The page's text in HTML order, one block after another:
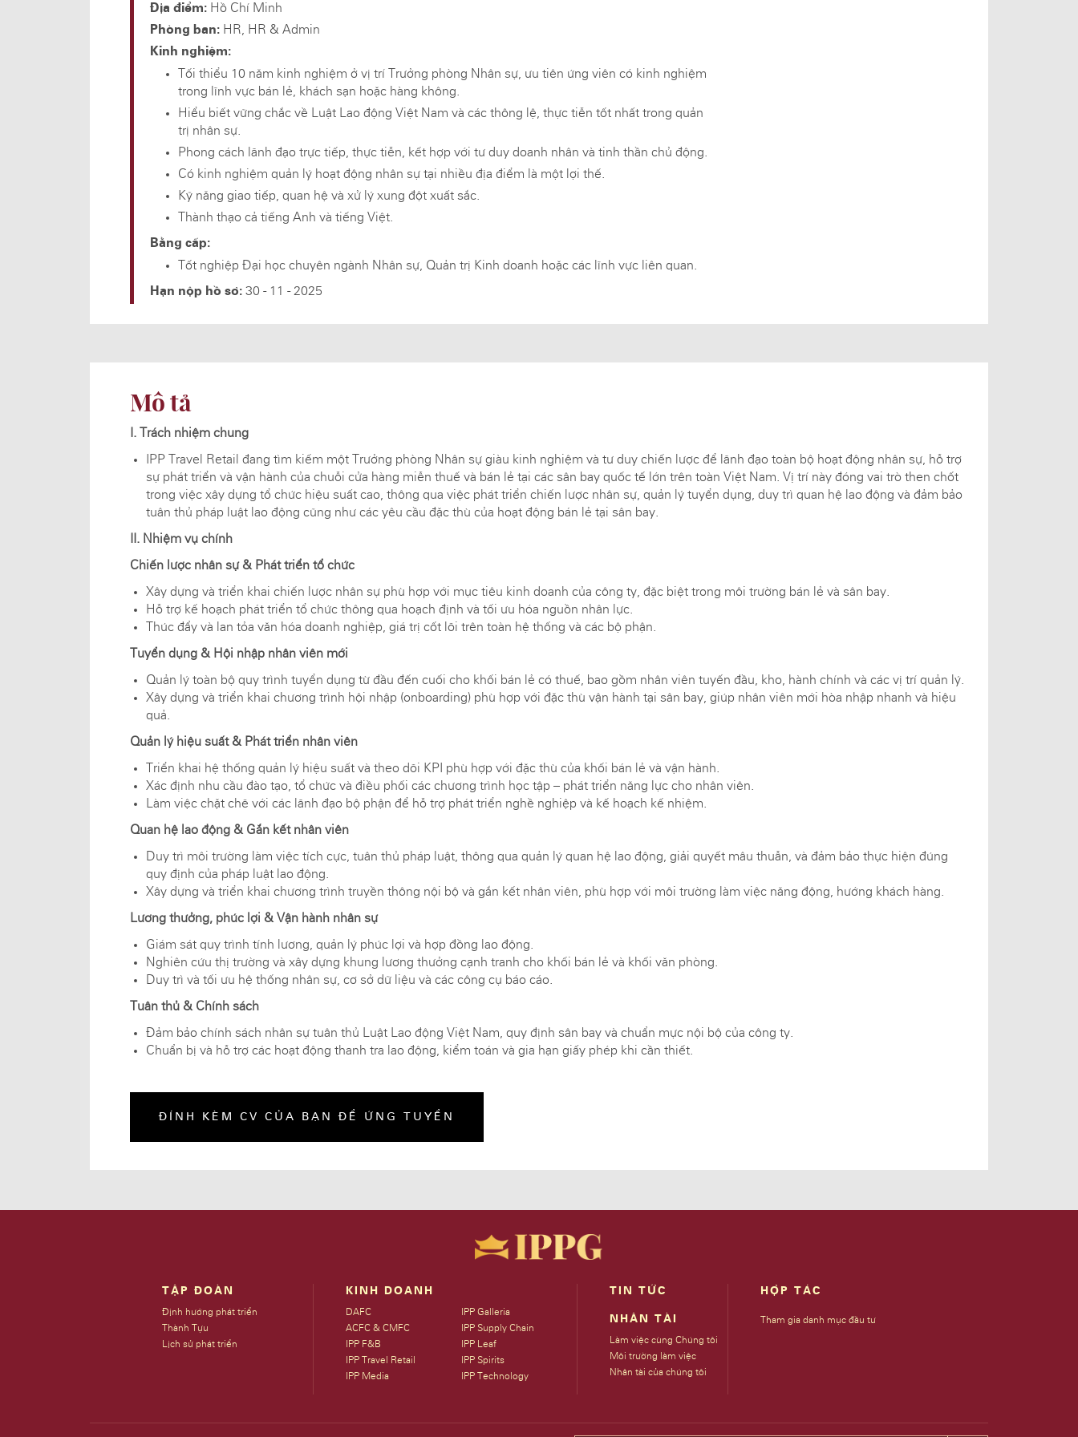
Địa điểm: Hồ Chí Minh
Phòng ban: HR, HR & Admin
Kinh nghiệm:
Tối thiểu 10 năm kinh nghiệm ở vị trí Trưởng phòng Nhân sự, ưu tiên ứng viên có kinh nghiệm
trong lĩnh vực bán lẻ, khách sạn hoặc hàng không.
Hiểu biết vững chắc về Luật Lao động Việt Nam và các thông lệ, thực tiễn tốt nhất trong quản
trị nhân sự.
Phong cách lãnh đạo trực tiếp, thực tiễn, kết hợp với tư duy doanh nhân và tinh thần chủ động.
Có kinh nghiệm quản lý hoạt động nhân sự tại nhiều địa điểm là một lợi thế.
Kỹ năng giao tiếp, quan hệ và xử lý xung đột xuất sắc.
Thành thạo cả tiếng Anh và tiếng Việt.
Bằng cấp:
Tốt nghiệp Đại học chuyên ngành Nhân sự, Quản trị Kinh doanh hoặc các lĩnh vực liên quan.
Hạn nộp hồ sơ: 30 - 11 - 2025
Mô tả
I. Trách nhiệm chung
IPP Travel Retail đang tìm kiếm một Trưởng phòng Nhân sự giàu kinh nghiệm và tư duy chiến lược để lãnh đạo toàn bộ hoạt động nhân sự, hỗ trợ
sự phát triển và vận hành của chuỗi cửa hàng miễn thuế và bán lẻ tại các sân bay quốc tế lớn trên toàn Việt Nam. Vị trí này đóng vai trò then chốt
trong việc xây dựng tổ chức hiệu suất cao, thông qua việc phát triển chiến lược nhân sự, quản lý tuyển dụng, duy trì quan hệ lao động và đảm bảo
tuân thủ pháp luật lao động cũng như các yêu cầu đặc thù của hoạt động bán lẻ tại sân bay.
II. Nhiệm vụ chính
Chiến lược nhân sự & Phát triển tổ chức
Xây dựng và triển khai chiến lược nhân sự phù hợp với mục tiêu kinh doanh của công ty, đặc biệt trong môi trường bán lẻ và sân bay.
Hỗ trợ kế hoạch phát triển tổ chức thông qua hoạch định và tối ưu hóa nguồn nhân lực.
Thúc đẩy và lan tỏa văn hóa doanh nghiệp, giá trị cốt lõi trên toàn hệ thống và các bộ phận.
Tuyển dụng & Hội nhập nhân viên mới
Quản lý toàn bộ quy trình tuyển dụng từ đầu đến cuối cho khối bán lẻ có thuế, bao gồm nhân viên tuyến đầu, kho, hành chính và các vị trí quản lý.
Xây dựng và triển khai chương trình hội nhập (onboarding) phù hợp với đặc thù vận hành tại sân bay, giúp nhân viên mới hòa nhập nhanh và hiệu
quả.
Quản lý hiệu suất & Phát triển nhân viên
Triển khai hệ thống quản lý hiệu suất và theo dõi KPI phù hợp với đặc thù của khối bán lẻ và vận hành.
Xác định nhu cầu đào tạo, tổ chức và điều phối các chương trình học tập – phát triển năng lực cho nhân viên.
Làm việc chặt chẽ với các lãnh đạo bộ phận để hỗ trợ phát triển nghề nghiệp và kế hoạch kế nhiệm.
Quan hệ lao động & Gắn kết nhân viên
Duy trì môi trường làm việc tích cực, tuân thủ pháp luật, thông qua quản lý quan hệ lao động, giải quyết mâu thuẫn, và đảm bảo thực hiện đúng
quy định của pháp luật lao động.
Xây dựng và triển khai chương trình truyền thông nội bộ và gắn kết nhân viên, phù hợp với môi trường làm việc năng động, hướng khách hàng.
Lương thưởng, phúc lợi & Vận hành nhân sự
Giám sát quy trình tính lương, quản lý phúc lợi và hợp đồng lao động.
Nghiên cứu thị trường và xây dựng khung lương thưởng cạnh tranh cho khối bán lẻ và khối văn phòng.
Duy trì và tối ưu hệ thống nhân sự, cơ sở dữ liệu và các công cụ báo cáo.
Tuân thủ & Chính sách
Đảm bảo chính sách nhân sự tuân thủ Luật Lao động Việt Nam, quy định sân bay và chuẩn mực nội bộ của công ty.
Chuẩn bị và hỗ trợ các hoạt động thanh tra lao động, kiểm toán và gia hạn giấy phép khi cần thiết.
ĐÍNH KÈM CV CỦA BẠN ĐỂ ỨNG TUYỂN
TẬP ĐOÀN
Định hướng phát triển
Thành Tựu
Lịch sử phát triển
KINH DOANH
DAFC
ACFC & CMFC
IPP F&B
IPP Travel Retail
IPP Media
IPP Galleria
IPP Supply Chain
IPP Leaf
IPP Spirits
IPP Technology
TIN TỨC
NHÂN TÀI
Làm việc cùng Chúng tôi
Môi trường làm việc
Nhân tài của chúng tôi
HỢP TÁC
Tham gia danh mục đầu tư